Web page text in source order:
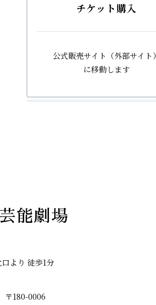
チケット購入
公式販売サイト（外部サイト）
に移動します
能劇場
より 徒歩1分
〒180-0006